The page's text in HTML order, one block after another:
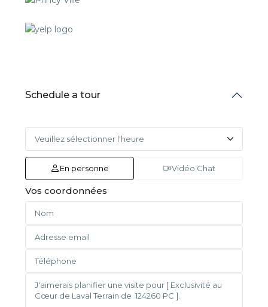
Schedule a tour
En personne Vidéo Chat
Vos coordonnées